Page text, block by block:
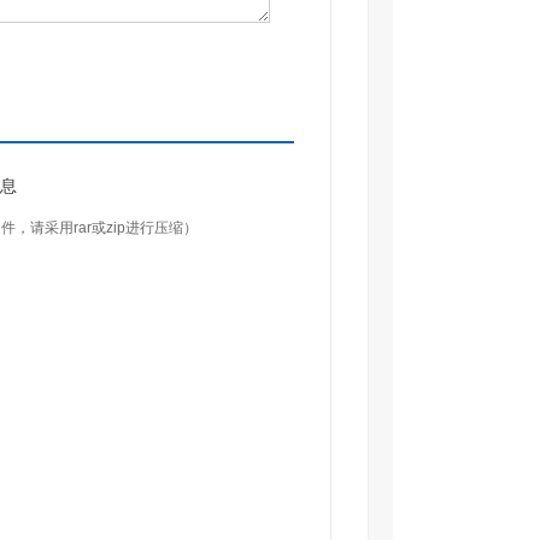
，请采用rar或zip进行压缩）